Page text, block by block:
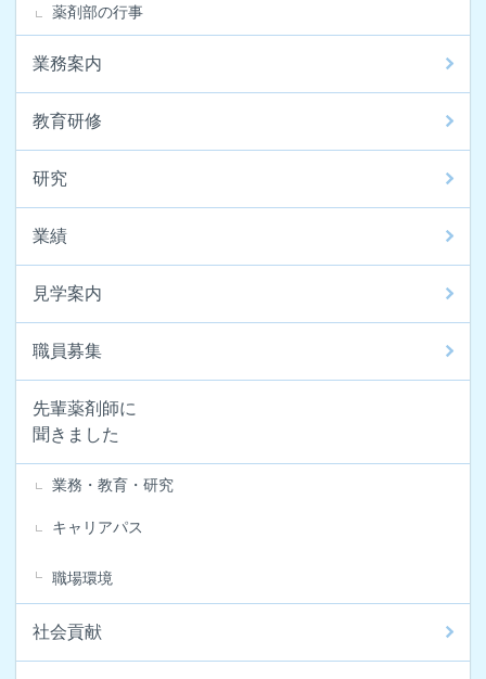
薬剤部の行事
業務案内
教育研修
研究
業績
見学案内
職員募集
先輩薬剤師に
聞きました
業務・教育・研究
キャリアパス
職場環境
社会貢献